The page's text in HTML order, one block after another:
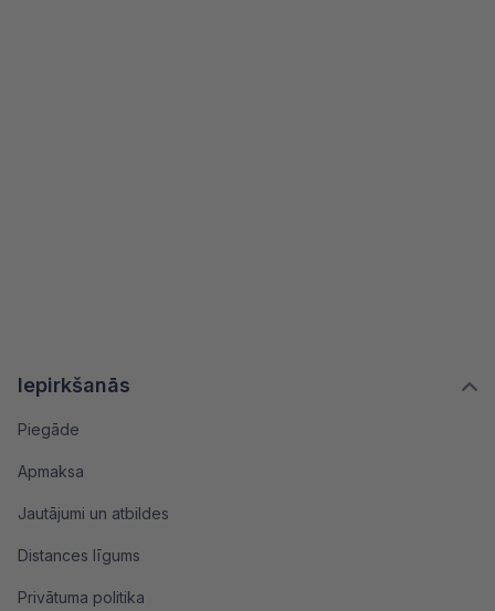
Iepirkšanās
Piegāde
Apmaksa
Jautājumi un atbildes
Distances līgums
Privātuma politika